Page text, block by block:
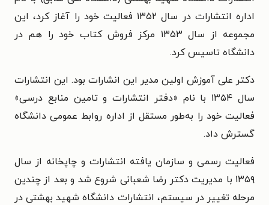
اداره انتشارات در سال ۱۳۵۲ فعالیت خود را آغاز کرد، این
مجموعه از سال ۱۳۵۳ مرکز فروش کتاب خود را هم در
دانشگاه تاسیس کرد.
دکتر علی آموزش اولین مدیر این انشارات بود. این انتشارات
سال ۱۳۵۴ با نام «دفتر انتشارات و تامین منابع درسی»
فعالیت خود را به‌طور مستقل از اداره روابط عمومی دانشگاه
گسترش داد.
فعالیت رسمی و سازمان یافته انتشارات و چاپخانه از سال
۱۳۵۹ با مدیریت دکتر رضا شعبانی شروع شد و بعد از چندین
مرحله تغییر در سیستم، انتشارات دانشگاه شهید بهشتی در